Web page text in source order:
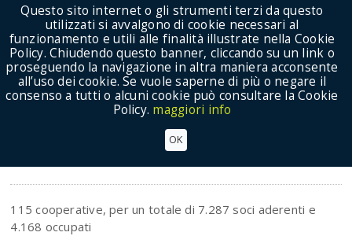
Show Menu
115 cooperative, per un totale di 7.287 soci aderenti e
4.168 occupati
Questo sito internet o gli strumenti terzi da questo
utilizzati si avvalgono di cookie necessari al
funzionamento e utili alle finalità illustrate nella Cookie
Policy. Chiudendo questo banner, cliccando su un link o
proseguendo la navigazione in altra maniera acconsente
all’uso dei cookie. Se vuole saperne di più o negare il
consenso a tutti o alcuni cookie può consultare la Cookie
Policy. maggiori info
OK